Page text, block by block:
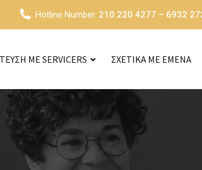
Hotline Number: 210 220 4277 – 6932
ΜΕ SERVICERS ΣΧΕΤΙΚΑ ΜΕ ΕΜΕΝΑ